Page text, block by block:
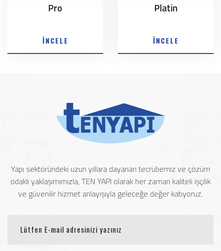
Pro
İNCELE
Platin
İNCELE
Yapı sektöründeki uzun yıllara dayanan tecrübemiz ve çözüm
odaklı yaklaşımımızla, TEN YAPI olarak her zaman kaliteli işçilik
ve güvenilir hizmet anlayışıyla geleceğe değer katıyoruz.